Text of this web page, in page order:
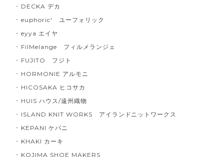
DECKA デカ
euphoric' ユーフォリック
eyya エイヤ
FilMelange フィルメランジェ
FUJITO フジト
HORMONIE アルモニ
HICOSAKA ヒコサカ
HUIS ハウス/遠州織物
ISLAND KNIT WORKS アイランドニットワークス
KEPANI ケパニ
KHAKI カーキ
KOJIMA SHOE MAKERS